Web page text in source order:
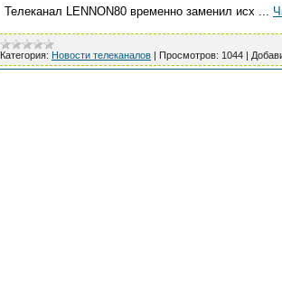
Телеканал LENNON80 временно заменил исх ...
Категория: Новости телеканалов | Просмотров: 1044 |